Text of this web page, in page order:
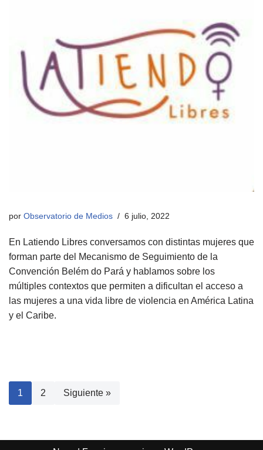
por Observatorio de Medios 6 julio, 2022
En Latiendo Libres conversamos con distintas mujeres que
forman parte del Mecanismo de Seguimiento de la
Convención Belém do Pará y hablamos sobre los
múltiples contextos que permiten a dificultan el acceso a
las mujeres a una vida libre de violencia en América Latina
y el Caribe.
1 2 Siguiente »